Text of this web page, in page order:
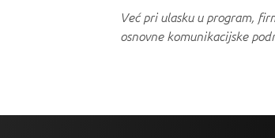
Već pri ulasku u program,
osnovne komunikacijske